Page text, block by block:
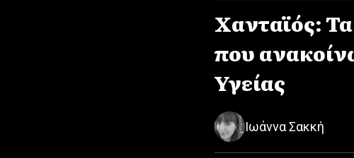
Χανταϊός:
που
Υγείας
Ιωάννα Σακκή